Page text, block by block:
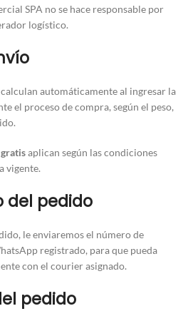
SPA no se hace responsable por
logístico.
calculan automáticamente al ingresar la
el proceso de compra, según el peso,
aplican según las condiciones
vigente.
del pedido
le enviaremos el número de
registrado, para que pueda
con el courier asignado.
pedido